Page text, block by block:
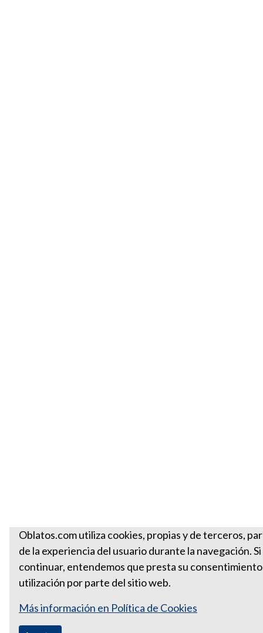
Oblatos.com utiliza cookies, propias y de terceros,
de la experiencia del usuario durante la navegación.
continuar, entendemos que presta su consentimiento
utilización por parte del sitio web.
Más información en Política de Cookies